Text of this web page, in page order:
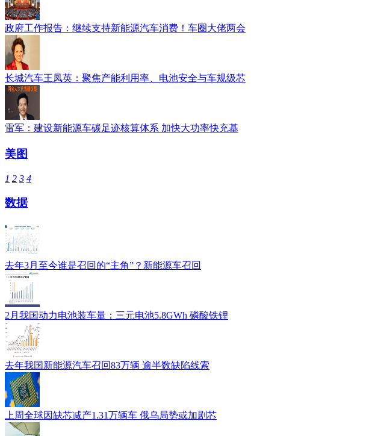
政府工作报告：继续支持新能源汽车消费！车圈大佬两会
长城汽车王凤英：聚焦产能利用率、电池安全与车规级芯
雷军：建设新能源车碳足迹核算体系 加快大功率快充基
美图
1 2 3 4
数据
去年3月至今谁是召回的“主角”？新能源车召回
2月我国动力电池装车量：三元电池5.8GWh 磷酸铁锂
去年我国新能源汽车召回83万辆 逾半数缺陷线索
上周全球因缺芯减产1.31万辆车 俄乌局势或加剧芯